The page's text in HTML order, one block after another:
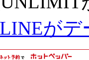
LINEがデ